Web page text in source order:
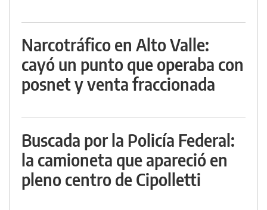
Narcotráfico en Alto Valle:
cayó un punto que operaba con
posnet y venta fraccionada
Buscada por la Policía Federal:
la camioneta que apareció en
pleno centro de Cipolletti